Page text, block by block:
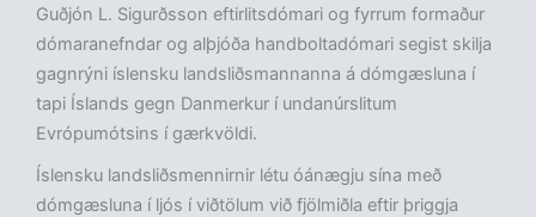
Guðjón L. Sigurðsson eftirlitsdómari og fyrrum formaður
dómaranefndar og alþjóða handboltadómari segist skilja
gagnrýni íslensku landsliðsmannanna á dómgæsluna í
tapi Íslands gegn Danmerkur í undanúrslitum
Evrópumótsins í gærkvöldi.
Íslensku landsliðsmennirnir létu óánægju sína með
dómgæsluna í ljós í viðtölum við fjölmiðla eftir þriggja